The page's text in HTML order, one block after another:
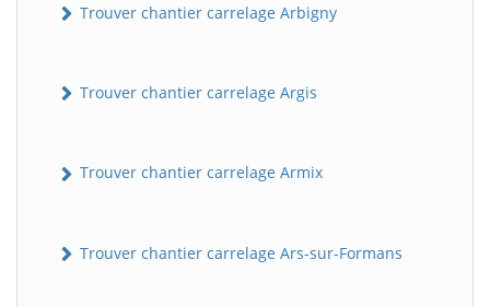
Trouver chantier carrelage Arbigny
Trouver chantier carrelage Argis
Trouver chantier carrelage Armix
Trouver chantier carrelage Ars-sur-Formans